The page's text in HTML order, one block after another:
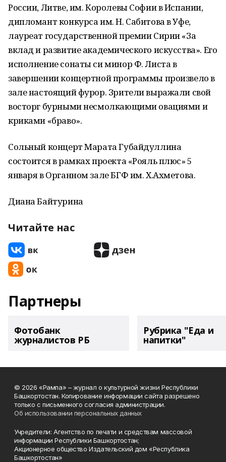
России, Литве, им. Королевы Софии в Испании,
дипломант конкурса им. Н. Сабитова в Уфе,
лауреат государственной премии Сирии «За
вклад и развитие академического искусства». Его
исполнение сонаты си минор Ф. Листа в
завершении концертной программы произвело в
зале настоящий фурор. Зрители выражали свой
восторг бурными несмолкающими овациями и
криками «браво».
Сольный концерт Марата Губайдуллина
состоится в рамках проекта «Рояль плюс» 5
января в Органном зале БГФ им. Х.Ахметова.
Диана Байтурина
Читайте нас
Партнеры
Фотобанк
журналистов РБ
Рубрика "Еда и
напитки"
© 2026 «Рампа» – журнал о культурной жизни Республики
Башкортостан. Копирование информации сайта разрешено
только с письменного согласия администрации.
Об использовании персональных данных
Учредители: Агентство по печати и средствам массовой
информации Республики Башкортостан;
Акционерное общество Издательский дом «Республика
Башкортостан»